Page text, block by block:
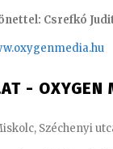
Csrefkó
nmedia.hu
- OXYGEN
Széchenyi